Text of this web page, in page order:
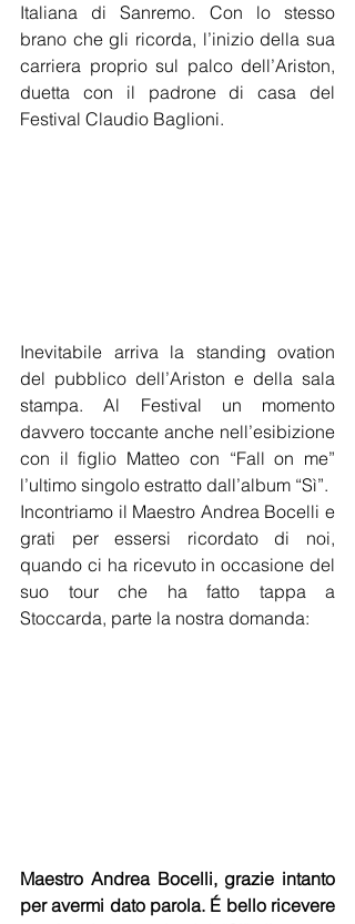
Italiana di Sanremo. Con lo stesso
brano che gli ricorda, l’inizio della sua
carriera proprio sul palco dell’Ariston,
duetta con il padrone di casa del
Festival Claudio Baglioni.
Inevitabile arriva la standing ovation
del pubblico dell’Ariston e della sala
stampa. Al Festival un momento
davvero toccante anche nell’esibizione
con il figlio Matteo con “Fall on me”
l’ultimo singolo estratto dall’album “Sì”.
Incontriamo il Maestro Andrea Bocelli e
grati per essersi ricordato di noi,
quando ci ha ricevuto in occasione del
suo tour che ha fatto tappa a
Stoccarda, parte la nostra domanda:
Maestro Andrea Bocelli, grazie intanto
per avermi dato parola. É bello ricevere